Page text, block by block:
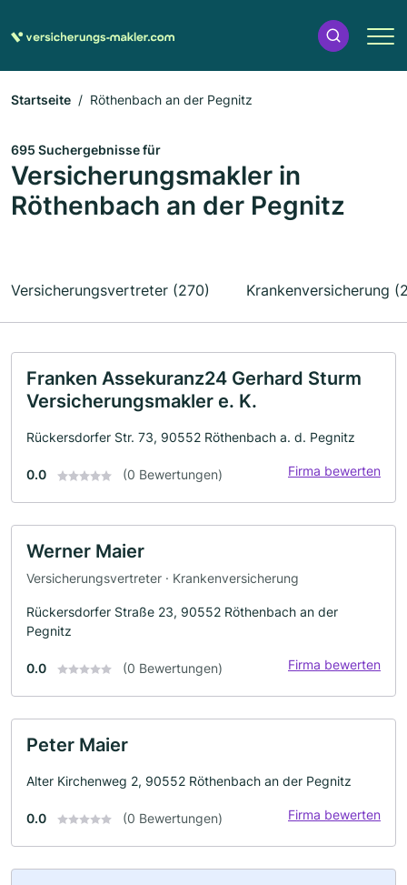
Startseite Röthenbach an der Pegnitz
695 Suchergebnisse für
Versicherungsmakler in
Röthenbach an der Pegnitz
Versicherungsvertreter (270) Krankenversicherung
Franken Assekuranz24 Gerhard Sturm
Versicherungsmakler e. K.
Rückersdorfer Str. 73, 90552 Röthenbach a. d. Pegnitz
0.0 (0 Bewertungen) Firma bewerten
Werner Maier
Versicherungsvertreter · Krankenversicherung
Rückersdorfer Straße 23, 90552 Röthenbach an der
Pegnitz
0.0 (0 Bewertungen) Firma bewerten
Peter Maier
Alter Kirchenweg 2, 90552 Röthenbach an der Pegnitz
0.0 (0 Bewertungen) Firma bewerten